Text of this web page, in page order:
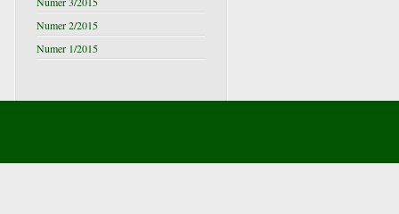
Numer 2/2015
Numer 1/2015